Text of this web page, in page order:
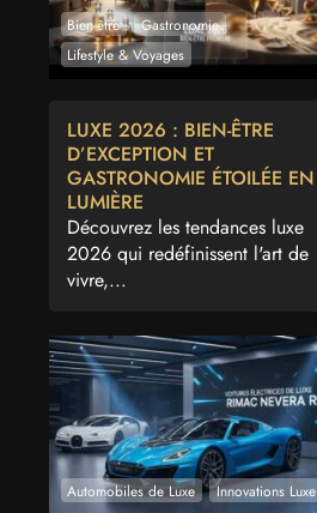
Bien-être
Gastronomie
Lifestyle & Voyages
LUXE 2026 : BIEN-ÊTRE
D’EXCEPTION ET
GASTRONOMIE ÉTOILÉE EN
LUMIÈRE
Découvrez les tendances luxe
2026 qui redéfinissent l'art de
vivre,...
Automobiles de Luxe Innovations Luxe